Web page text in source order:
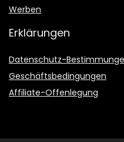
Werben
Erklärungen
Datenschutz-
Geschäftsbedingungen
Affiliate-Offenlegung